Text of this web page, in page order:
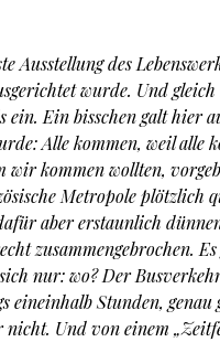
Ausstellung des
wurde. Und
ein. Ein bisschen galt hier
Alle kommen, weil alle
wir kommen wollten,
Metropole plötzlich
aber erstaunlich
zusammengebrochen.
nur: wo? Der
Stunden,
Und von einem